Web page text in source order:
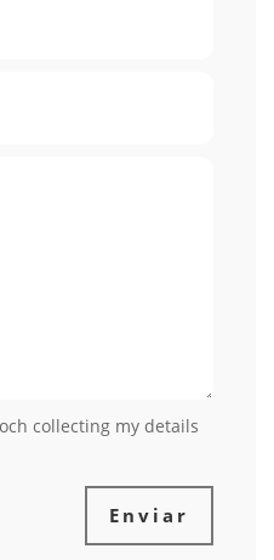
collecting my details
Enviar